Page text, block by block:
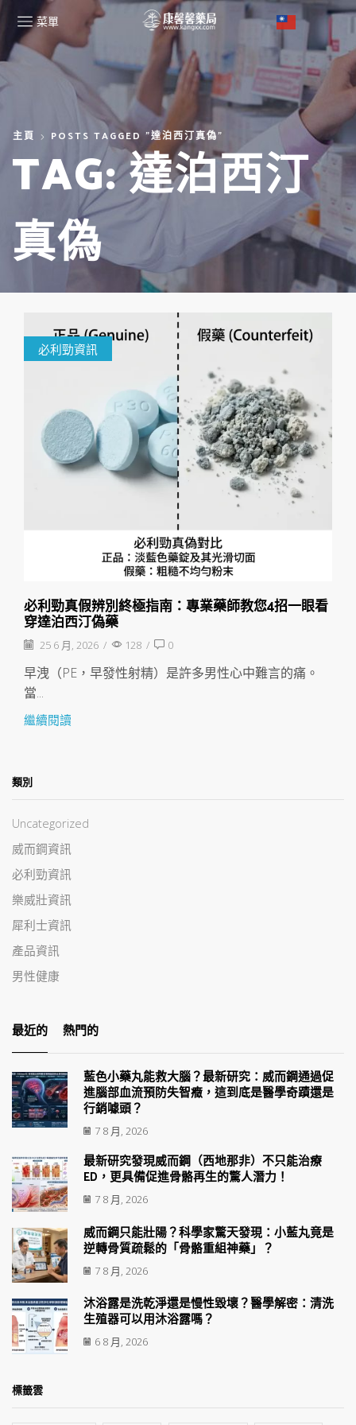
菜單
主頁 POSTS TAGGED "達泊西汀真偽"
TAG: 達泊西汀
真偽
必利勁資訊
必利勁真假辨別終極指南：專業藥師教您4招一眼看
穿達泊西汀偽藥
25 6 月, 2026 / 128 / 0
早洩（PE，早發性射精）是許多男性心中難言的痛。
當...
繼續閱讀
類別
Uncategorized
威而鋼資訊
必利勁資訊
樂威壯資訊
犀利士資訊
產品資訊
男性健康
最近的 熱門的
藍色小藥丸能救大腦？最新研究：威而鋼通過促
進腦部血流預防失智癥，這到底是醫學奇蹟還是
行銷噱頭？
7 8 月, 2026
最新研究發現威而鋼（西地那非）不只能治療
ED，更具備促進骨骼再生的驚人潛力！
7 8 月, 2026
威而鋼只能壯陽？科學家驚天發現：小藍丸竟是
逆轉骨質疏鬆的「骨骼重組神藥」？
7 8 月, 2026
沐浴露是洗乾淨還是慢性毀壞？醫學解密：清洗
生殖器可以用沐浴露嗎？
6 8 月, 2026
標籤雲